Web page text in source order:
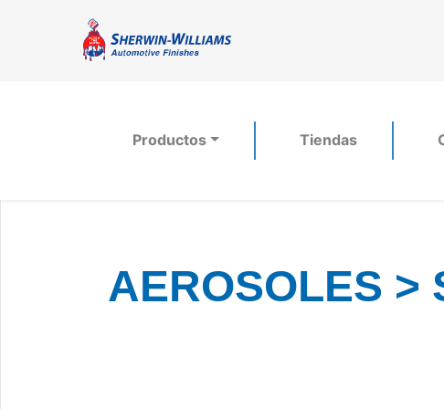
Productos Tiendas
AEROSOLES >